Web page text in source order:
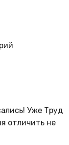
Уже Труд
отличить не